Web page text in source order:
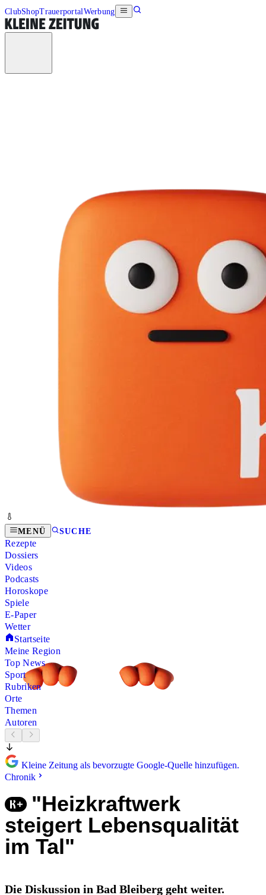
ClubShopTrauerportalWerbung
MENÜ SUCHE
Rezepte
Dossiers
Videos
Podcasts
Horoskope
Spiele
E-Paper
Wetter
Startseite
Meine Region
Top News
Sport
Rubriken
Orte
Themen
Autoren
Kleine Zeitung als bevorzugte Google-Quelle hinzufügen.
Chronik
"Heizkraftwerk
steigert Lebensqualität
im Tal"
Die Diskussion in Bad Bleiberg geht weiter.